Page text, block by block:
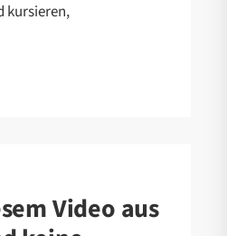
kursieren,
Video aus